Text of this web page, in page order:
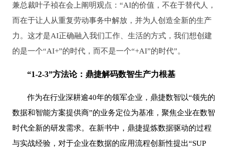
兼总裁叶子祯在会上阐明观点： “AI的价值，不在于替代人，
而在于让人从重复劳动事务中解放，并为人创造全新的生产
力。这才是AI正确融入我们工作、生活的方式，我们想创建
的是一个“AI+”的时代，而不是一个“+AI”的时代”。
“1-2-3”方法论：鼎捷解码数智生产力根基
作为在行业深耕逾40年的领军企业，鼎捷数智以“领先的
数据和智能方案提供商”的业务定位为基准，聚焦企业在数智
时代全新的研发需求。在新书中，鼎捷提炼数据驱动的过程
与实战经验，对于企业在数据的应用流程创新性提出“SUP